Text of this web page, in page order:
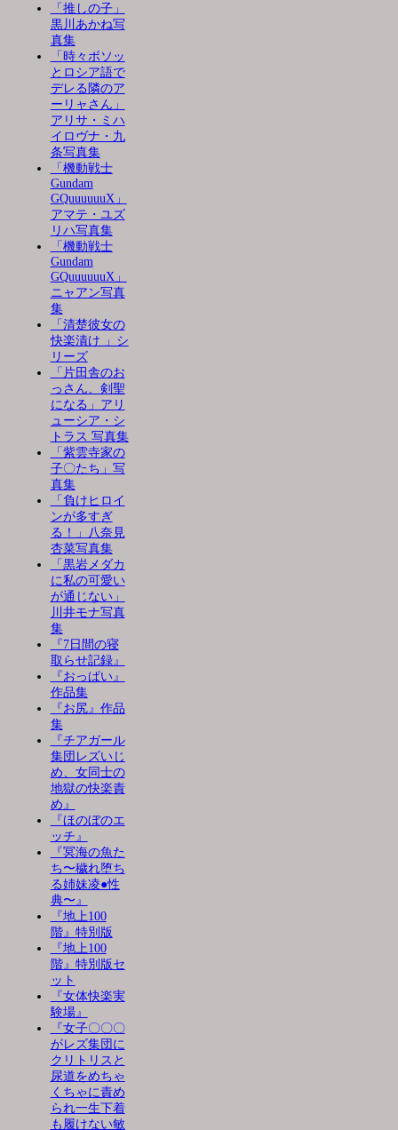
「推しの子」
黒川あかね写
真集
「時々ボソッ
とロシア語で
デレる隣のア
ーリャさん」
アリサ・ミハ
イロヴナ・九
条写真集
「機動戦士
Gundam
GQuuuuuuX」
アマテ・ユズ
リハ写真集
「機動戦士
Gundam
GQuuuuuuX」
ニャアン写真
集
「清楚彼女の
快楽漬け 」シ
リーズ
「片田舎のお
っさん、剣聖
になる」アリ
ューシア・シ
トラス 写真集
「紫雲寺家の
子〇たち」写
真集
「負けヒロイ
ンが多すぎ
る！」八奈見
杏菜写真集
「黒岩メダカ
に私の可愛い
が通じない」
川井モナ写真
集
『7日間の寝
取らせ記録』
『おっぱい』
作品集
『お尻』作品
集
『チアガール
集団レズいじ
め、女同士の
地獄の快楽責
め』
『ほのぼのエ
ッチ』
『冥海の魚た
ち〜穢れ堕ち
る姉妹凌●性
典〜』
『地上100
階』特別版
『地上100
階』特別版セ
ット
『女体快楽実
験場』
『女子〇〇〇
がレズ集団に
クリトリスと
尿道をめちゃ
くちゃに責め
られ一生下着
も履けない敏